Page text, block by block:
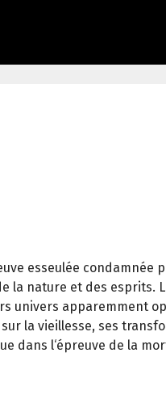
esseulée condamnée
la nature et des esprits.
univers apparemment
la vieillesse, ses
dans l‘épreuve de la